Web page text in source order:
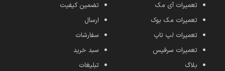
تعمیرات آی مک
تعمیرات مک بوک
تعمیرات لپ تاپ
تعمیرات سرفیس
بلاگ
تضمین کیفیت
ارسال
سفارشات
سبد خرید
تبلیغات